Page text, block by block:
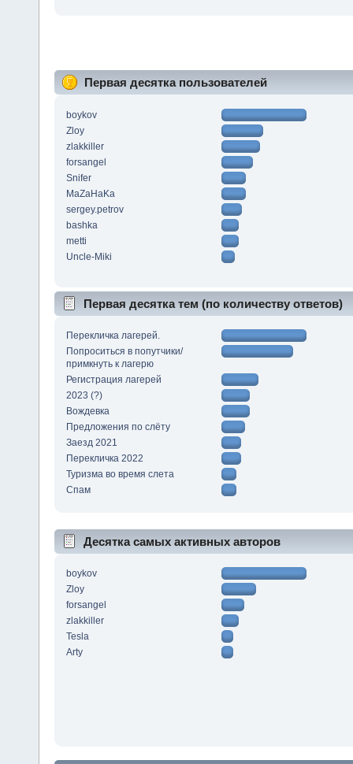
Первая десятка пользователей
boykov
Zloy
zlakkiller
forsangel
Snifer
MaZaHaKa
sergey.petrov
bashka
metti
Uncle-Miki
Первая десятка тем (по количеству ответов)
Перекличка лагерей.
Попроситься в попутчики/
примкнуть к лагерю
Регистрация лагерей
2023 (?)
Вождевка
Предложения по слёту
Заезд 2021
Перекличка 2022
Туризма во время слета
Спам
Десятка самых активных авторов
boykov
Zloy
forsangel
zlakkiller
Tesla
Arty